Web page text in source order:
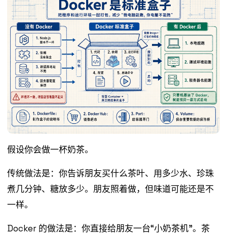
假设你会做一杯奶茶。
传统做法是：你告诉朋友买什么茶叶、用多少水、珍珠
煮几分钟、糖放多少。朋友照着做，但味道可能还是不
一样。
Docker 的做法是：你直接给朋友一台“小奶茶机”。茶